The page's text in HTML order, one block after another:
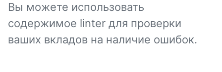
Вы можете использовать
содержимое linter для проверки
ваших вкладов на наличие ошибок.